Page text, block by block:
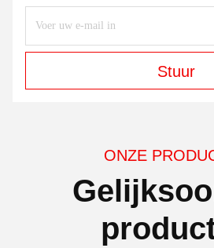
Stuur
ONZE